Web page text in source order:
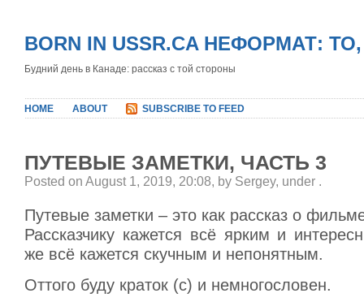
BORN IN USSR.CA НЕФОРМАТ:
Будний день в Канаде: рассказ с той стороны
HOME ABOUT SUBSCRIBE TO FEED
ПУТЕВЫЕ ЗАМЕТКИ, ЧАСТЬ 3
Posted on August 1, 2019, 20:08, by Sergey, under .
Путевые заметки – это как рассказ о
Рассказчику кажется всё ярким и
же всё кажется скучным и непонятным.
Оттого буду краток (с) и немногословен.